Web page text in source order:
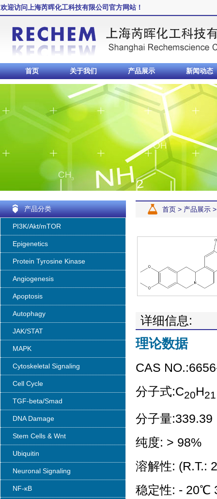
欢迎访问上海芮晖化工科技有限公司官方网站！
首页 关于我们 产品展示 新闻动态
产品分类
PI3K/Akt/mTOR
Epigenetics
Protein Tyrosine Kinase
Angiogenesis
Apoptosis
Autophagy
JAK/STAT
MAPK
Cytoskeletal Signaling
Cell Cycle
TGF-beta/Smad
DNA Damage
Stem Cells & Wnt
Ubiquitin
Neuronal Signaling
NF-κB
首页 > 产品展示
详细信息:
理论数据
CAS
分子式:C20H21
分子量:339.39
纯度: > 98%
溶解性: (R.T.:
稳定性: - 20℃